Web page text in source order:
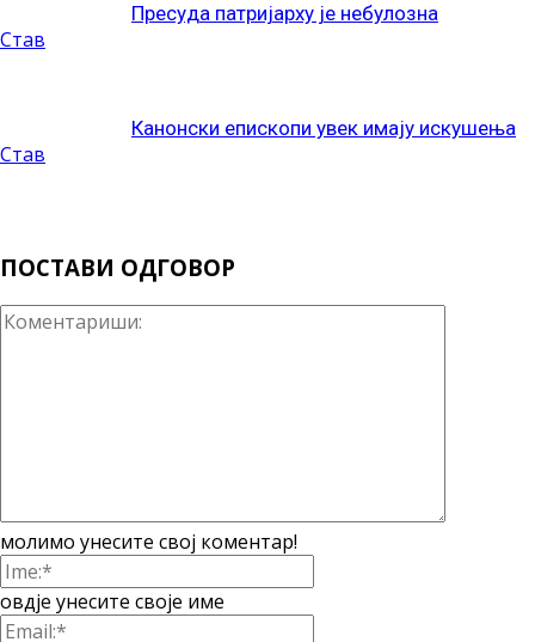
Став
Пресуда патријарху је небулозна
Став
Канонски епископи увек имају искушења
ПОСТАВИ ОДГОВОР
молимо унесите свој коментар!
овдје унесите своје име